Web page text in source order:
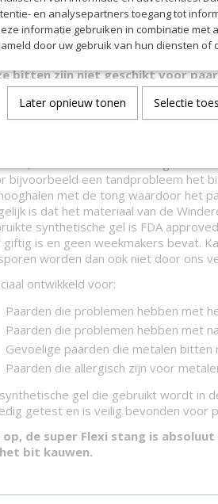
mondstuk kan met verschillende
om zo het juiste bit samen
is heel eenvoudig en is in een
bitten zijn niet geschikt voor
bieden daarom geen garantie bij
bitten.
bit hoort op de lagen te liggen, dit is
tanden en/of kiezen bevinden.
zit, komt het bit dus niet tegen de
bijvoorbeeld een tandprobleem het
met de tong waardoor het
is dat het materiaal van de
synthetische gel is FDA
giftig is en geen weekmakers bevat.
worden dan ook niet door ons
ontwikkeld voor:
Paarden die problemen hebben met
Paarden die problemen hebben met
Gevoelige paarden die metalen bitten
Paarden die allergisch zijn voor
gel die gebruikt wordt in
getest en is veilig bevonden voor
op, de super Flexi stang is
bit kauwen.
en analysepartners toegang tot
informatie gebruiken in combinatie met
door uw gebruik van hun diensten of
Later opnieuw tonen Selectie